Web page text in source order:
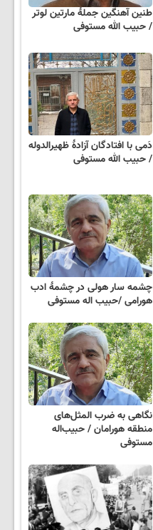
طنین آهنگین جملهٔ مارتین لوتر
/ حبیب الله مستوفی
دَمی با افتادگان آزادهٔ ظهیرالدوله
/ حبیب الله مستوفی
چشمه سار هولی در چشمۀ ادب
هورامی /حبیب اله مستوفی
نگاهی به ضرب المثل‌های
منطقه هورامان / حبیب‌اله
مستوفی